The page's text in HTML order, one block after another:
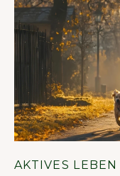
AKTIVES LEBEN